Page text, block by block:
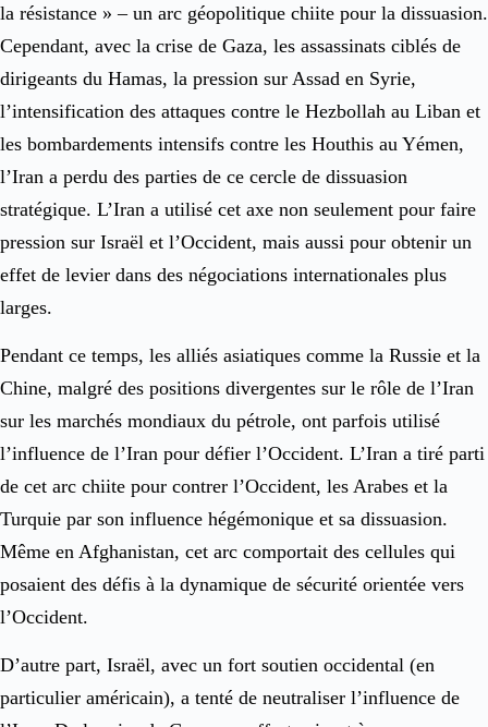
la résistance » – un arc géopolitique chiite pour la dissuasion.
Cependant, avec la crise de Gaza, les assassinats ciblés de
dirigeants du Hamas, la pression sur Assad en Syrie,
l’intensification des attaques contre le Hezbollah au Liban et
les bombardements intensifs contre les Houthis au Yémen,
l’Iran a perdu des parties de ce cercle de dissuasion
stratégique. L’Iran a utilisé cet axe non seulement pour faire
pression sur Israël et l’Occident, mais aussi pour obtenir un
effet de levier dans des négociations internationales plus
larges.
Pendant ce temps, les alliés asiatiques comme la Russie et la
Chine, malgré des positions divergentes sur le rôle de l’Iran
sur les marchés mondiaux du pétrole, ont parfois utilisé
l’influence de l’Iran pour défier l’Occident. L’Iran a tiré parti
de cet arc chiite pour contrer l’Occident, les Arabes et la
Turquie par son influence hégémonique et sa dissuasion.
Même en Afghanistan, cet arc comportait des cellules qui
posaient des défis à la dynamique de sécurité orientée vers
l’Occident.
D’autre part, Israël, avec un fort soutien occidental (en
particulier américain), a tenté de neutraliser l’influence de